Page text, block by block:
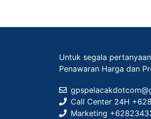
Untuk segala
Penawaran Harga dan
Call Center 24H
Marketing +